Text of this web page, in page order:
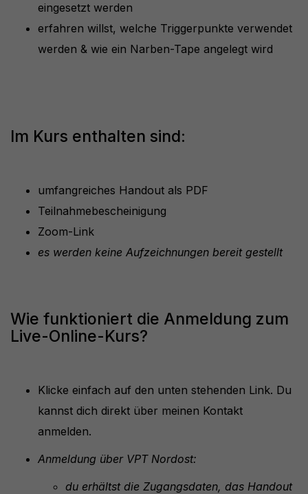
eingesetzt werden
erfahren willst, welche Triggerpunkte verwendet
werden & wie ein Narben-Tape angelegt wird
Im Kurs enthalten sind:
umfangreiches Handout als PDF
Teilnahmebescheinigung
Zoom-Link
es werden keine Aufzeichnungen bereit gestellt
Wie funktioniert die Anmeldung zum
Live-Online-Kurs?
Klicke einfach auf den unten stehenden Link. Du
kannst dich direkt über meinen Kontakt
anmelden.
Anmeldung über VPT Nordost:
du erhältst die Zugangsdaten, das Handout